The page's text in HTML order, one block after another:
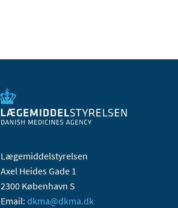
Lægemiddelstyrelsen
Axel Heides Gade 1
2300 København S
Email: dkma@dkma.dk